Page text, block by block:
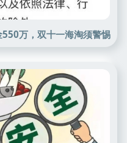
万，双十一海淘须警惕